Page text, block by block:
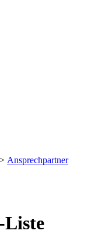
> Ansprechpartner
Liste